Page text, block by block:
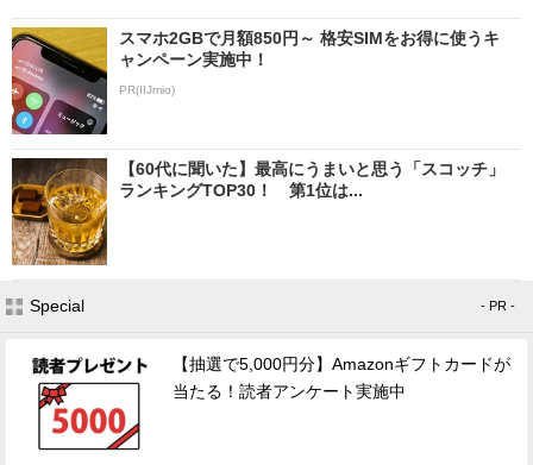
スマホ2GBで月額850円～ 格安SIMをお得に使うキ
ャンペーン実施中！
PR(IIJmio)
【60代に聞いた】最高にうまいと思う「スコッチ」
ランキングTOP30！ 第1位は...
Special - PR -
【抽選で5,000円分】Amazonギフトカードが
当たる！読者アンケート実施中